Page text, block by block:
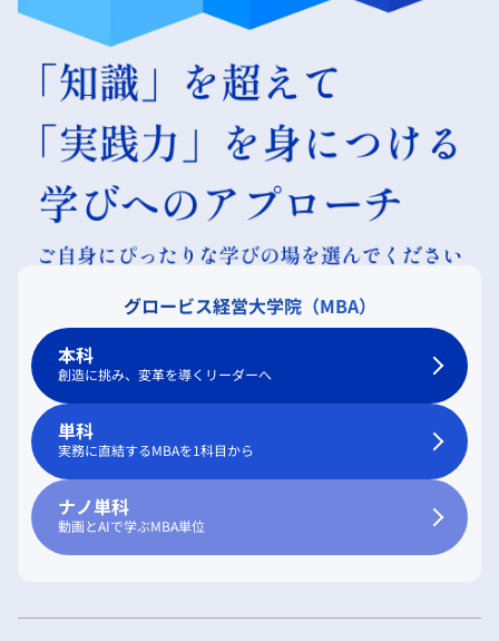
グロービス経営大学院（MBA）
本科
創造に挑み、変革を導くリーダーへ
単科
実務に直結するMBAを1科目から
ナノ単科
動画とAIで学ぶMBA単位